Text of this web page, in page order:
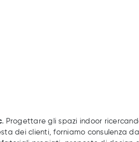
. Progettare gli spazi indoor
dei clienti, forniamo consulenza